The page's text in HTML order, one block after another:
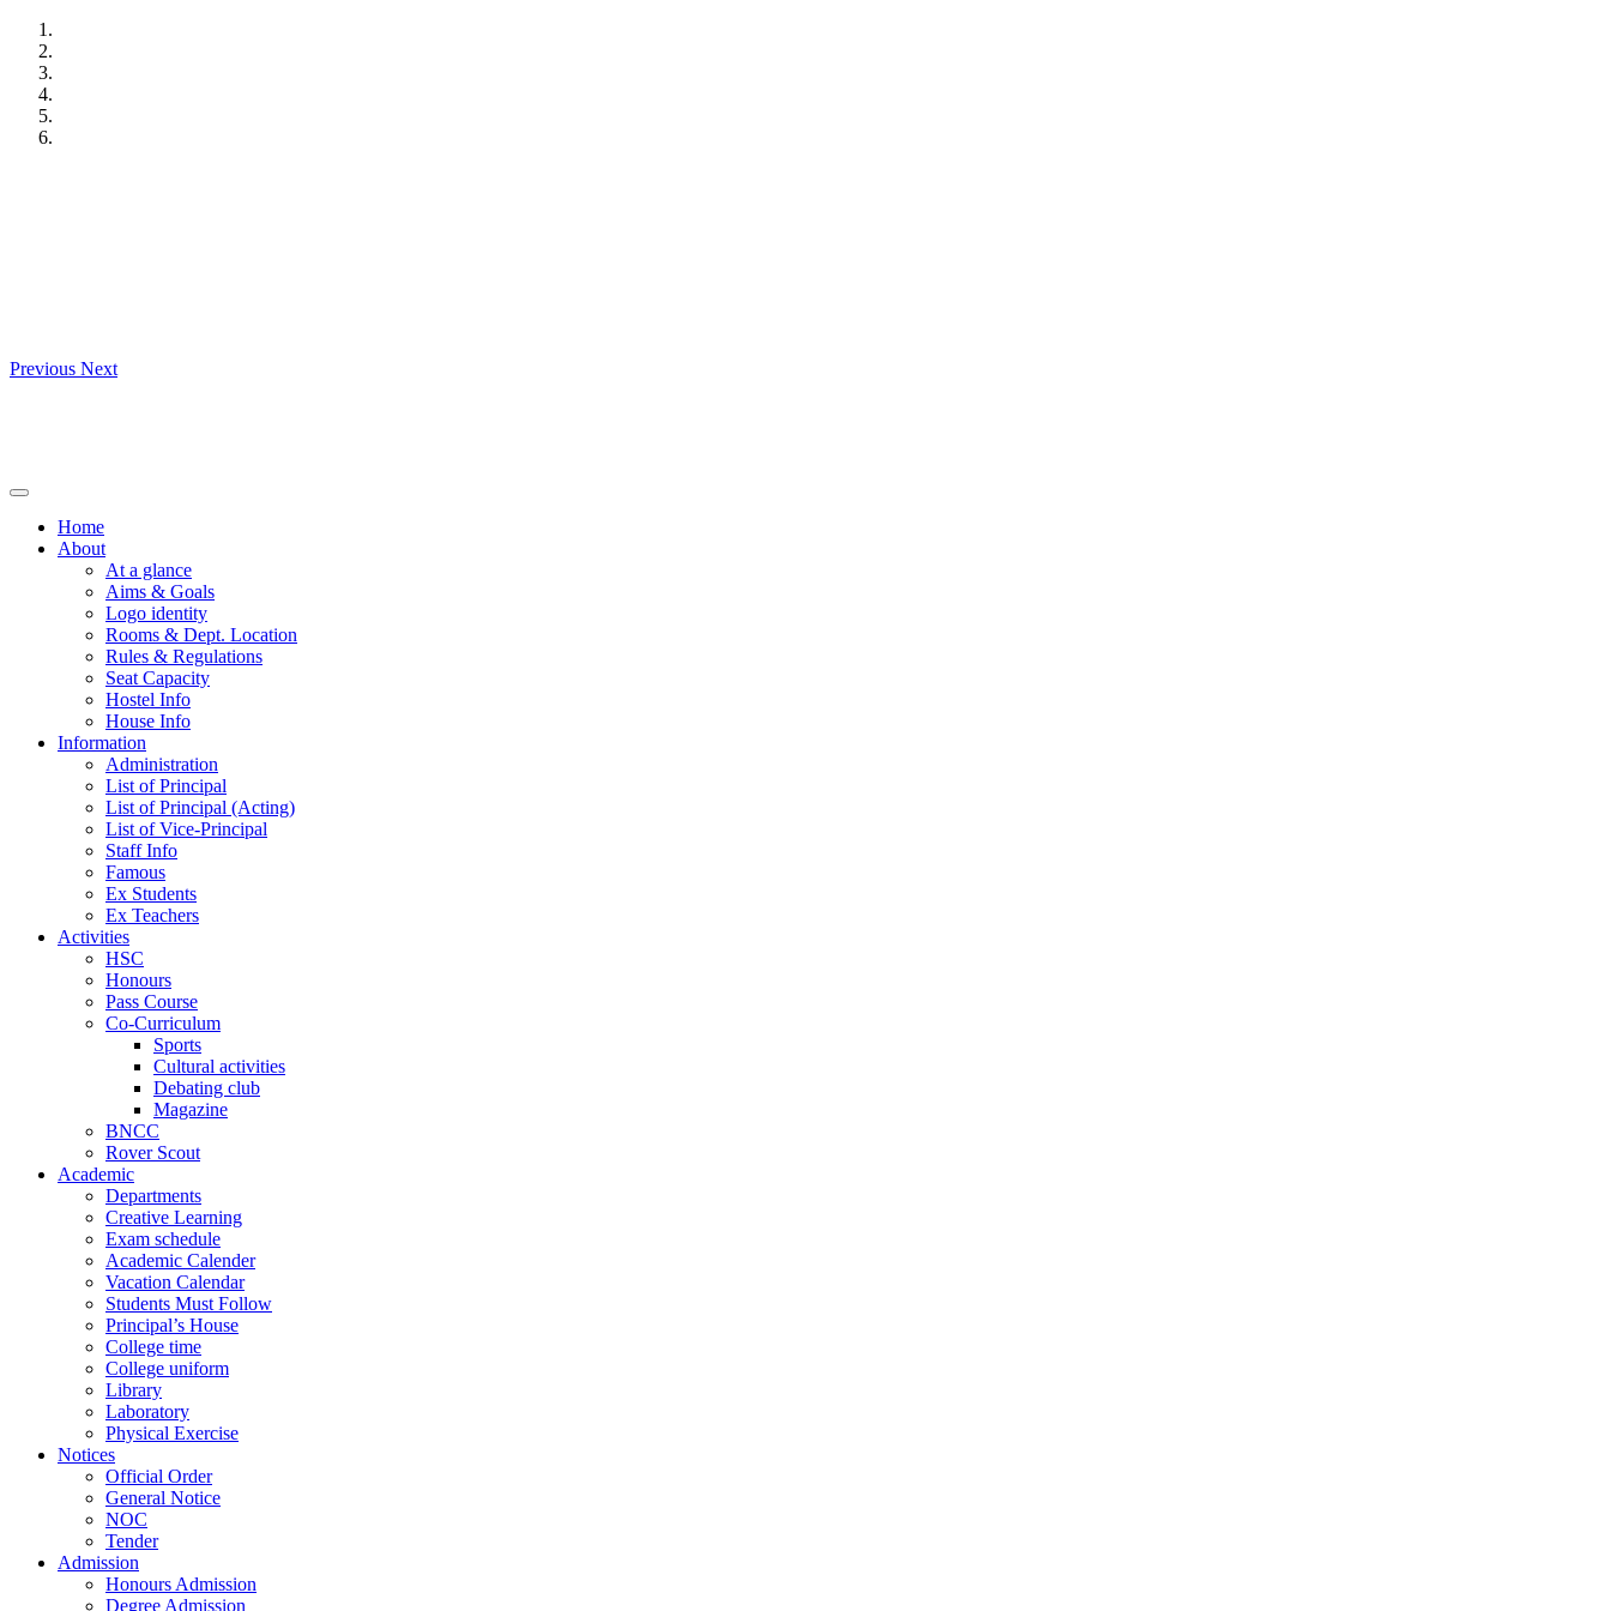
Skip
content
Previous Next
Home
About
At a glance
Aims & Goals
Logo identity
Rooms & Dept. Location
Rules & Regulations
Seat Capacity
Hostel Info
House Info
Information
Administration
List of Principal
List of Principal (Acting)
List of Vice-Principal
Staff Info
Famous
Ex Students
Ex Teachers
Activities
HSC
Honours
Pass Course
Co-Curriculum
Sports
Cultural activities
Debating club
Magazine
BNCC
Rover Scout
Academic
Departments
Creative Learning
Exam schedule
Academic Calender
Vacation Calendar
Students Must Follow
Principal’s House
College time
College uniform
Library
Laboratory
Physical Exercise
Notices
Official Order
General Notice
NOC
Tender
Admission
Honours Admission
Degree Admission